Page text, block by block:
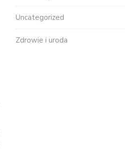
Uncategorized
Zdrowie i uroda